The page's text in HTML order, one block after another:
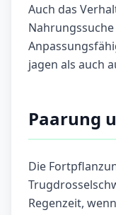
Auch das
jagen als auch
Paarung
Die
Regenzeit,